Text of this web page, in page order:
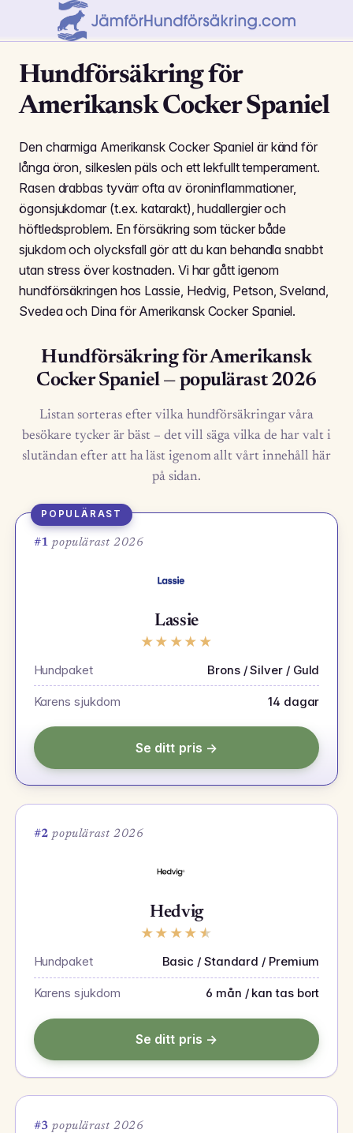
Hundförsäkring för
Amerikansk Cocker Spaniel
Den charmiga Amerikansk Cocker Spaniel är känd för
långa öron, silkeslen päls och ett lekfullt temperament.
Rasen drabbas tyvärr ofta av öroninflammationer,
ögonsjukdomar (t.ex. katarakt), hud­allergier och
höftledsproblem. En försäkring som täcker både
sjukdom och olycksfall gör att du kan behandla snabbt
utan stress över kostnaden. Vi har gått igenom
hundförsäkringen hos Lassie, Hedvig, Petson, Sveland,
Svedea och Dina för Amerikansk Cocker Spaniel.
Hundförsäkring för Amerikansk
Cocker Spaniel — populärast 2026
Listan sorteras efter vilka hundförsäkringar våra
besökare tycker är bäst – det vill säga vilka de har valt i
slutändan efter att ha läst igenom allt vårt innehåll här
på sidan.
POPULÄRAST
#1 populärast 2026
Lassie
★ ★ ★ ★ ★
Hundpaket Brons / Silver / Guld
Karens sjukdom 14 dagar
Se ditt pris →
#2 populärast 2026
Hedvig
★ ★ ★ ★ ★
Hundpaket Basic / Standard / Premium
Karens sjukdom 6 mån / kan tas bort
Se ditt pris →
#3 populärast 2026